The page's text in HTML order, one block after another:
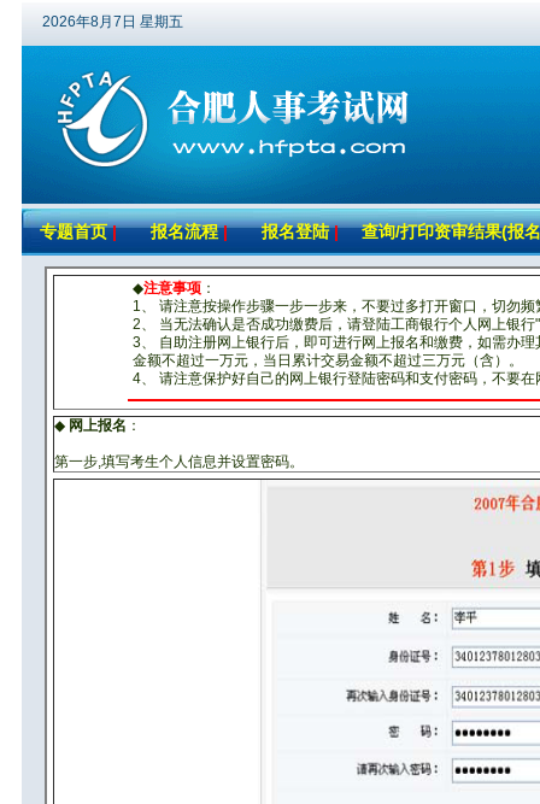
2026年8月7日 星期五
专题首页 | 报名流程| 报名登陆 | 查询/打印资审结果(报
◆注意事项 ：
1、 请注意按操作步骤一步一步来，不要过多打开窗口，切勿
2、 当无法确认是否成功缴费后，请登陆工商银行个人网上银
3、 自助注册网上银行后，即可进行网上报名和缴费，如需办
金额不超过一万元，当日累计交易金额不超过三万元（含）。
4、 请注意保护好自己的网上银行登陆密码和支付密码，不要
◆ 网上报名 ：
第一步,填写考生个人信息并设置密码。